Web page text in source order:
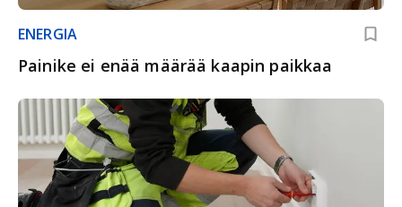
ENERGIA
Painike ei enää määrää kaapin paikkaa